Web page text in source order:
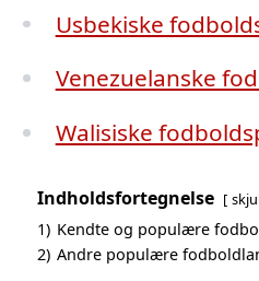
Usbekiske
Venezuelanske
Walisiske
Indholdsfortegnelse
1) Kendte og populære
2) Andre populære